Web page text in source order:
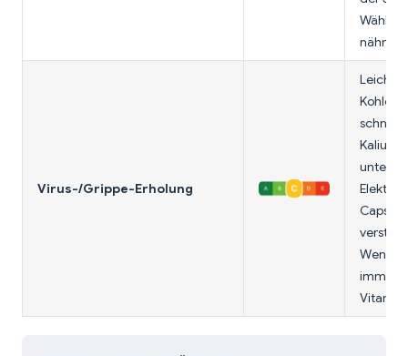
Wähle
Virus-/Grippe-Erholung
Leicht
Kalium
Wenig